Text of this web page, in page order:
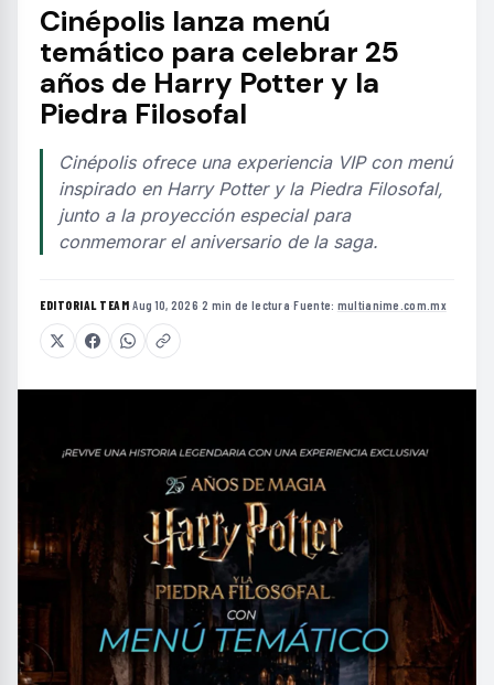
Cinépolis lanza menú
temático para celebrar 25
años de Harry Potter y la
Piedra Filosofal
Cinépolis ofrece una experiencia VIP con menú
inspirado en Harry Potter y la Piedra Filosofal,
junto a la proyección especial para
conmemorar el aniversario de la saga.
EDITORIAL TEAM·Aug 10, 2026·2 min de lectura·Fuente: multianime.com.mx